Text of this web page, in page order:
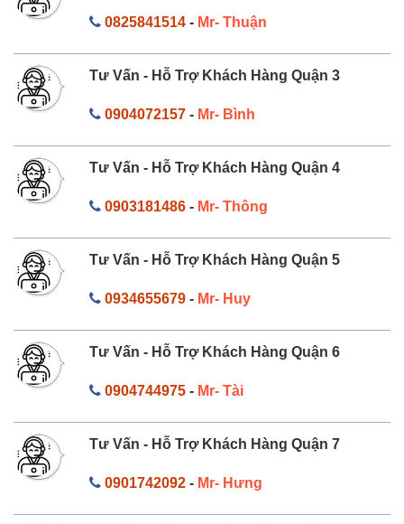
0825841514- Mr- Thuận
Tư Vấn - Hỗ Trợ Khách Hàng Quận 3
0904072157- Mr- Bình
Tư Vấn - Hỗ Trợ Khách Hàng Quận 4
0903181486- Mr- Thông
Tư Vấn - Hỗ Trợ Khách Hàng Quận 5
0934655679- Mr- Huy
Tư Vấn - Hỗ Trợ Khách Hàng Quận 6
0904744975- Mr- Tài
Tư Vấn - Hỗ Trợ Khách Hàng Quận 7
0901742092- Mr- Hưng